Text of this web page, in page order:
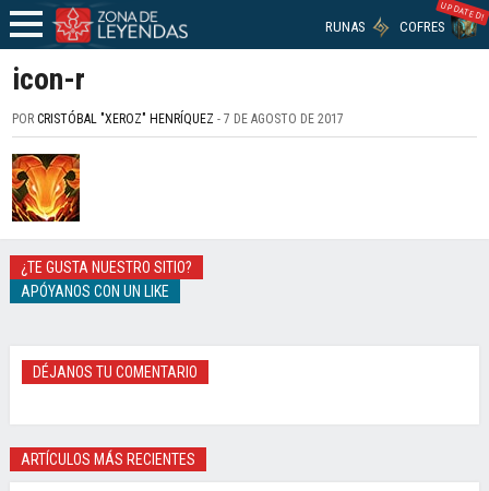
RUNAS COFRES
UPDATED!
icon-r
PORCRISTÓBAL "XEROZ" HENRÍQUEZ - 7 DE AGOSTO DE 2017
¿TE GUSTA NUESTRO SITIO?
APÓYANOS CON UN LIKE
DÉJANOS TU COMENTARIO
ARTÍCULOS MÁS RECIENTES